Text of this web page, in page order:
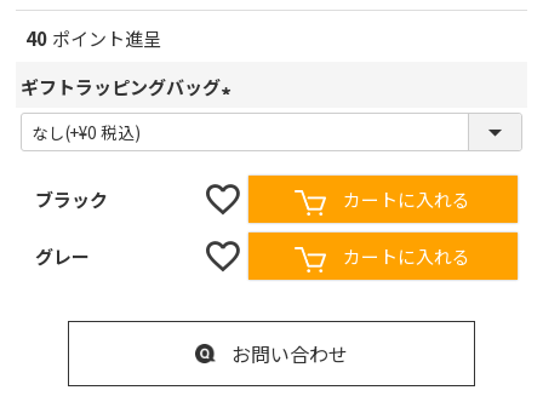
40 ポイント進呈
ギフトラッピングバッグ
必
須
)
ブラック カートに入れる
グレー カートに入れる
お問い合わせ